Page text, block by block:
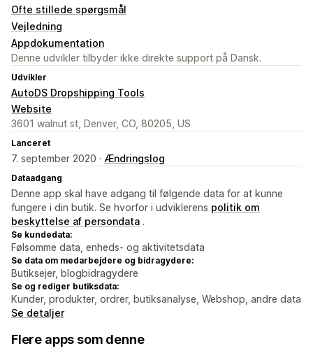
Ofte stillede spørgsmål
Vejledning
Appdokumentation
Denne udvikler tilbyder ikke direkte support på Dansk.
Udvikler
AutoDS Dropshipping Tools
Website
3601 walnut st, Denver, CO, 80205, US
Lanceret
7. september 2020 · Ændringslog
Dataadgang
Denne app skal have adgang til følgende data for at kunne
fungere i din butik. Se hvorfor i udviklerens politik om
beskyttelse af persondata .
Se kundedata:
Følsomme data, enheds- og aktivitetsdata
Se data om medarbejdere og bidragydere:
Butiksejer, blogbidragydere
Se og rediger butiksdata:
Kunder, produkter, ordrer, butiksanalyse, Webshop, andre data
Se detaljer
Flere apps som denne